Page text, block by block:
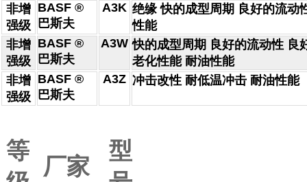
非增
强级
BASF ®
巴斯夫
A3K 绝缘 快的成型周期 良好的流动
性能
非增
强级
BASF ®
巴斯夫
A3W 快的成型周期 良好的流动性 良
老化性能 耐油性能
非增
强级
BASF ®
巴斯夫
A3Z 冲击改性 耐低温冲击 耐油性能
等
厂家
型